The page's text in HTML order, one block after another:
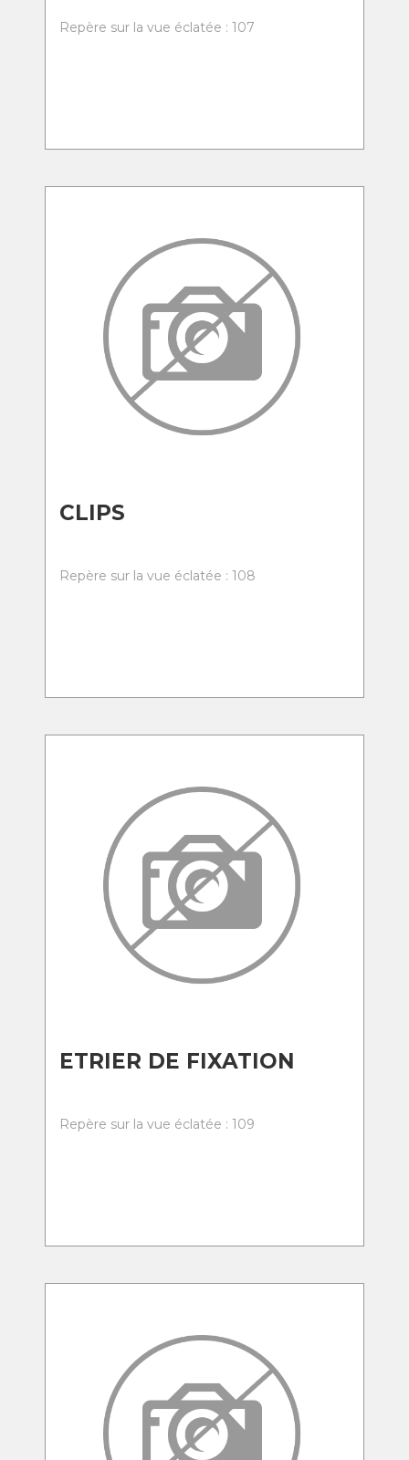
Repère sur la vue éclatée : 107
CLIPS
Repère sur la vue éclatée : 108
ETRIER DE FIXATION
Repère sur la vue éclatée : 109